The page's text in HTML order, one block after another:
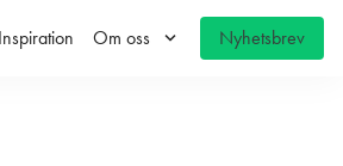
Inspiration Om oss keyboard_arrow_down Nyhetsbrev